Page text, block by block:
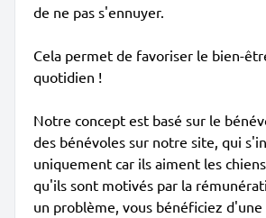
de ne pas s'ennuyer.
Cela permet de favoriser le bien-
quotidien !
Notre concept est basé sur le
des bénévoles sur notre site, qui
uniquement car ils aiment les
qu'ils sont motivés par la
un problème, vous bénéficiez d'une